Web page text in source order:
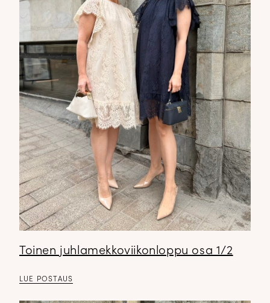
Toinen juhlamekkoviikonloppu osa 1/2
LUE POSTAUS